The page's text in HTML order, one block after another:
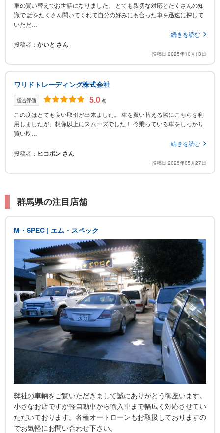
車の買い替えでお世話になりました。 とても親切な対応とたくさんの知
識で 話をたくさん聞いてくれて自分の好みにも合った車を迅速に探して
いただ…
続きを読む
投稿者
かいと さん
投稿日 2025年10月13日
ワリドトレーディング株式会社
総合評価 5.0 点
この度はとても良い取引が出来ました。 車を買い替える際にこちらを利
用しましたが、想像以上にスムーズでした！ 今乗っている車をしっかり
買い取…
続きを読む
投稿者
ヒコポン さん
投稿日 2025年05月27日
群馬県の注目店舗
M・SPEC | エム・スペック
弊社の車輛をご覧いただきまして誠にありがとう御座います。
小さなお店ですが軽自動車から輸入車まで幅広く対応させてい
ただいております。各種オートローンもお取扱しておりますの
でお気軽にお問い合わせ下さい。